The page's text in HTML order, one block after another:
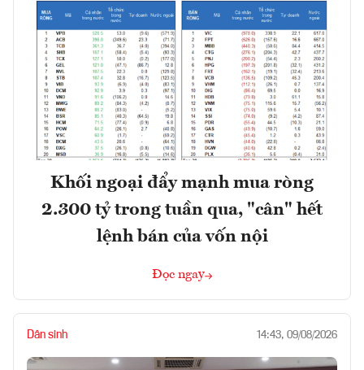
Khối ngoại đẩy mạnh mua ròng
2.300 tỷ trong tuần qua, "cân" hết
lệnh bán của vốn nội
Đọc ngay
Dân sinh 14:43, 09/08/2026